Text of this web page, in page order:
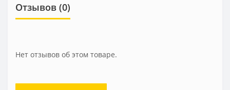
Отзывов (0)
Нет отзывов об этом товаре.